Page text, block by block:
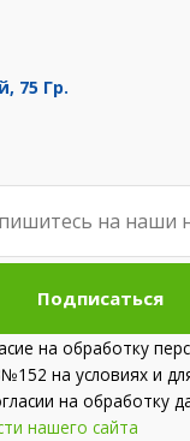
75 Гр.
Подписаться
на обработку
на условиях и
на обработку
нашего сайта